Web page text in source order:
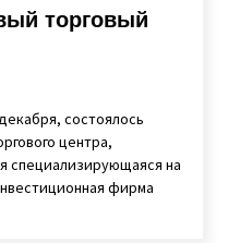
торговый
состоялось
центра,
специализирующаяся на
фирма